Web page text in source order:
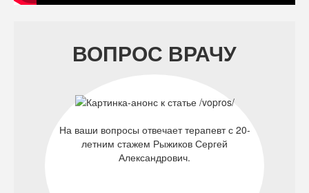
ВОПРОС ВРАЧУ
На ваши вопросы отвечает терапевт с 20-
летним стажем Рыжиков Сергей
Александрович.